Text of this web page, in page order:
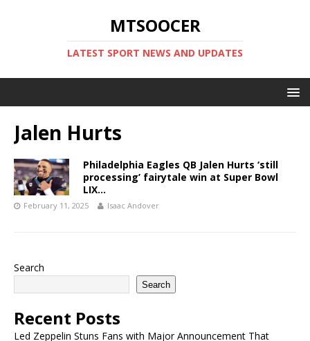
MTSOOCER
LATEST SPORT NEWS AND UPDATES
Jalen Hurts
Philadelphia Eagles QB Jalen Hurts ‘still
processing’ fairytale win at Super Bowl
LIX…
February 11, 2025 Isaac Andover
Search
Search
Recent Posts
Led Zeppelin Stuns Fans with Major Announcement That